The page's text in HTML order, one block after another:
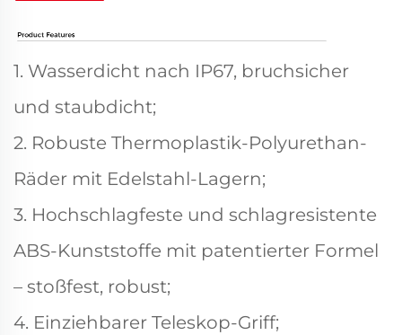
1. Wasserdicht nach IP67, bruchsicher
und staubdicht;
2. Robuste Thermoplastik-Polyurethan-
Räder mit Edelstahl-Lagern;
3. Hochschlagfeste und schlagresistente
ABS-Kunststoffe mit patentierter Formel
– stoßfest, robust;
4. Einziehbarer Teleskop-Griff;